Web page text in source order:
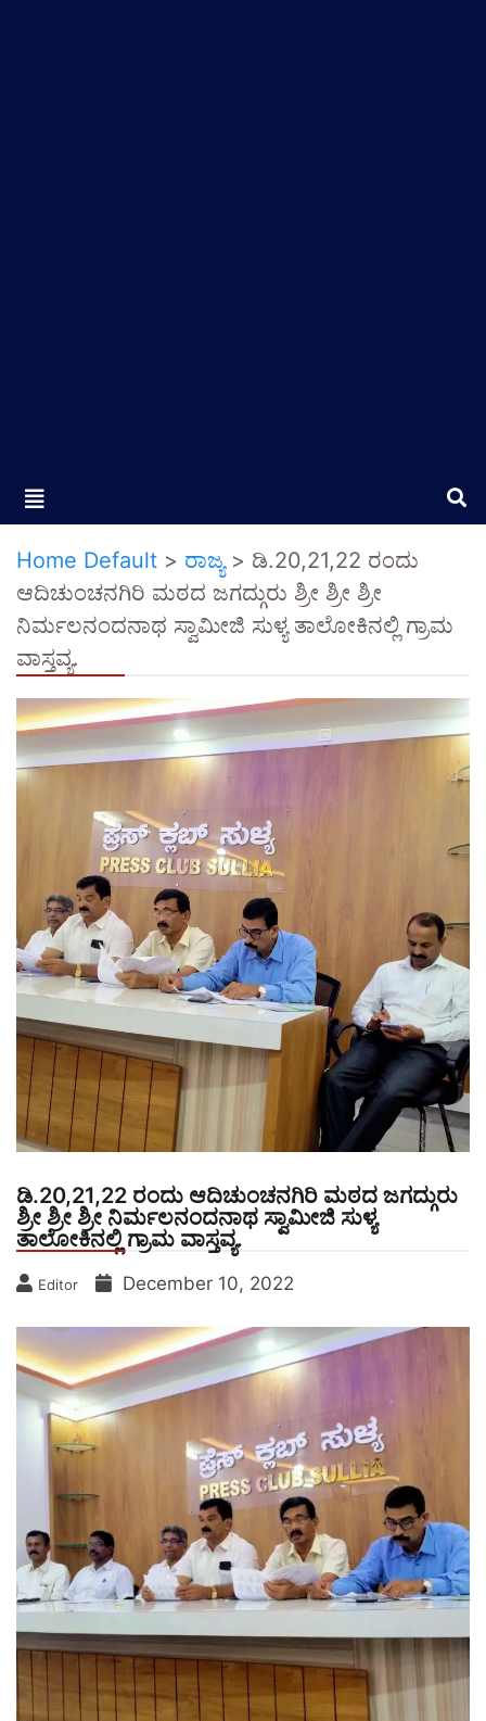
Home Default > ರಾಜ್ಯ> ಡಿ.20,21,22 ರಂದು
ಆದಿಚುಂಚನಗಿರಿ ಮಠದ ಜಗದ್ಗುರು ಶ್ರೀ ಶ್ರೀ ಶ್ರೀ
ನಿರ್ಮಲನಂದನಾಥ ಸ್ವಾಮೀಜಿ ಸುಳ್ಯ ತಾಲೋಕಿನಲ್ಲಿ ಗ್ರಾಮ
ವಾಸ್ತವ್ಯ.
ಡಿ.20,21,22 ರಂದು ಆದಿಚುಂಚನಗಿರಿ ಮಠದ ಜಗದ್ಗುರು
ಶ್ರೀ ಶ್ರೀ ಶ್ರೀ ನಿರ್ಮಲನಂದನಾಥ ಸ್ವಾಮೀಜಿ ಸುಳ್ಯ
ತಾಲೋಕಿನಲ್ಲಿ ಗ್ರಾಮ ವಾಸ್ತವ್ಯ.
Editor December 10, 2022